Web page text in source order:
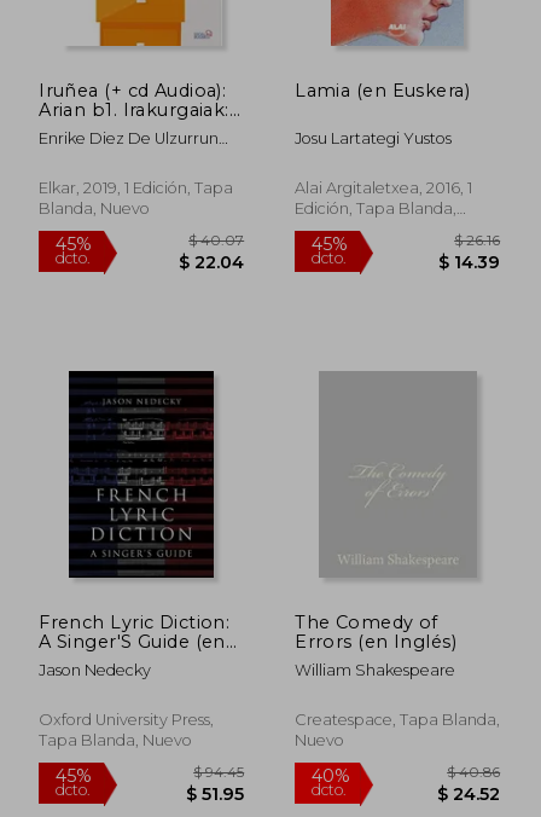
45%
dcto. $ 19.96
Iruñea (+ cd Audioa):
Arian b1. Irakurgaiak:
24 (Arian Irakurgaiak)
(en Euskera)
Enrike Diez De Ulzurrun
Elkar, 2019, 1 Edición, Tapa
Blanda, Nuevo
Lamia (en Euskera)
Josu Lartategi Yustos
Alai Argitaletxea, 2016, 1
Edición, Tapa Blanda,
Nuevo
French Lyric Diction:
A Singer'S Guide (en
Inglés)
Jason Nedecky
Oxford University Press,
Tapa Blanda, Nuevo
The Comedy of
Errors (en Inglés)
William Shakespeare
Createspace, Tapa Blanda,
Nuevo